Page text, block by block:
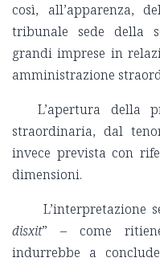
così, all’apparenza,
tribunale sede della
grandi imprese in
amministrazione
L’apertura della
straordinaria, dal
invece prevista con
dimensioni.
L’interpretazione
disxit” – come
indurrebbe a